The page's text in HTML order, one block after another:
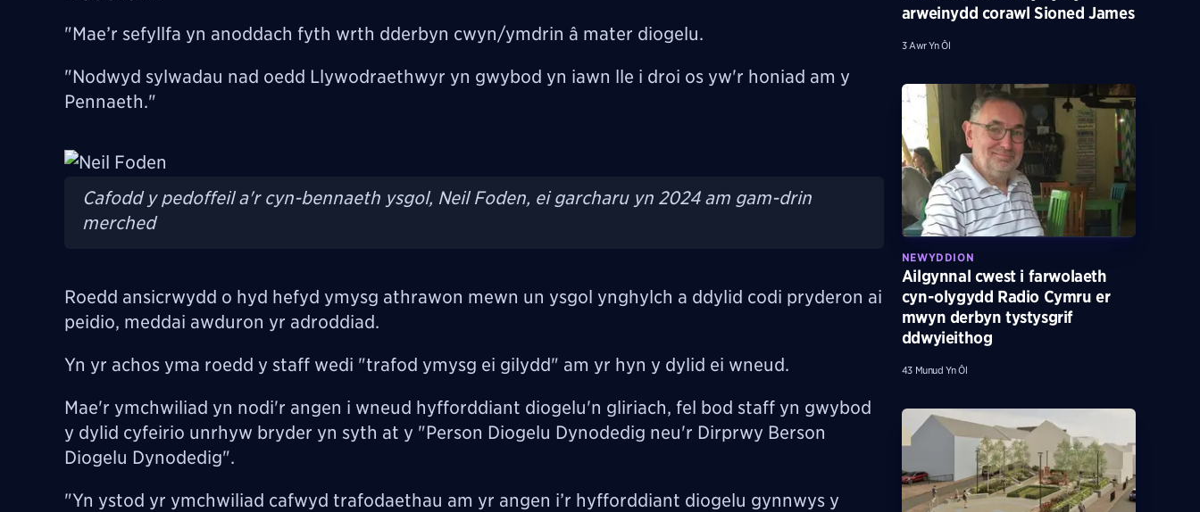
"Mae’r sefyllfa yn anoddach fyth wrth dderbyn cwyn/ymdrin â mater diogelu.
"Nodwyd sylwadau nad oedd Llywodraethwyr yn gwybod yn iawn lle i droi os yw'r honiad am y
Pennaeth."
Image
Cafodd y pedoffeil a'r cyn-bennaeth ysgol, Neil Foden, ei garcharu yn 2024 am gam-drin
merched
Roedd ansicrwydd o hyd hefyd ymysg athrawon mewn un ysgol ynghylch a ddylid codi pryderon ai
peidio, meddai awduron yr adroddiad.
Yn yr achos yma roedd y staff wedi "trafod ymysg ei gilydd" am yr hyn y dylid ei wneud.
Mae'r ymchwiliad yn nodi'r angen i wneud hyfforddiant diogelu'n gliriach, fel bod staff yn gwybod
y dylid cyfeirio unrhyw bryder yn syth at y "Person Diogelu Dynodedig neu'r Dirprwy Berson
Diogelu Dynodedig".
"Yn ystod yr ymchwiliad cafwyd trafodaethau am yr angen i’r hyfforddiant diogelu gynnwys y
arweinydd corawl Sioned James
3 Awr Yn Ôl
NEWYDDION
Ailgynnal cwest i farwolaeth
cyn-olygydd Radio Cymru er
mwyn derbyn tystysgrif
ddwyieithog
44 Munud Yn Ôl